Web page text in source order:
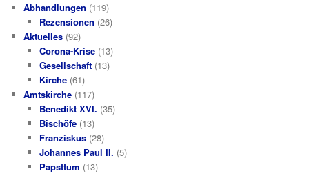
Abhandlungen (119)
Rezensionen (26)
Aktuelles (92)
Corona-Krise(13)
Gesellschaft(13)
Kirche(61)
Amtskirche (117)
Benedikt XVI. (35)
Bischöfe(13)
Franziskus(28)
Johannes Paul II. (5)
Papsttum (13)